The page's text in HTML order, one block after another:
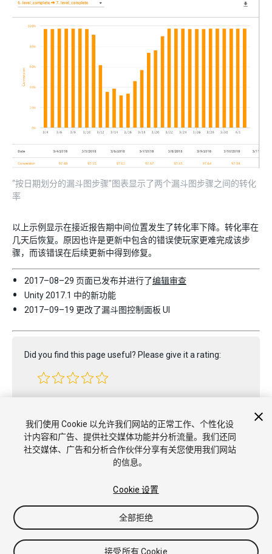
“按日期划分的漏斗图步骤”图表显示了两个漏斗图步骤之间的转化
率
以上示例显示在接近报告期中间位置发生了转化率下降。转化率在
几天后恢复。原因也许是更新中包含的错误使玩家更难完成该步
骤，而该错误在后续更新中得到修复。
2017–08–29 页面已发布并进行了编辑审查
Unity 2017.1 中的新功能
2017–09–19 更改了漏斗图控制面板 UI
Did you find this page useful? Please give it a rating:
版权所有 © 2020 Unity Technologies. Publication 2018.4
律条款
Cookie 不要出售或分享我的个人信息
我们使用 Cookie 以允许我们网站的正常工作、个性化设
计内容和广告、提供社交媒体功能并分析流量。我们还同
社交媒体、广告和分析合作伙伴分享有关您使用我们网站
的信息。
Cookie 设置
全部拒绝
接受所有 Cookie